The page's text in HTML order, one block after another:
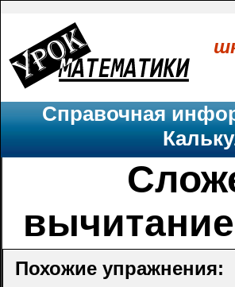
Справочная
Похожие упражнения: